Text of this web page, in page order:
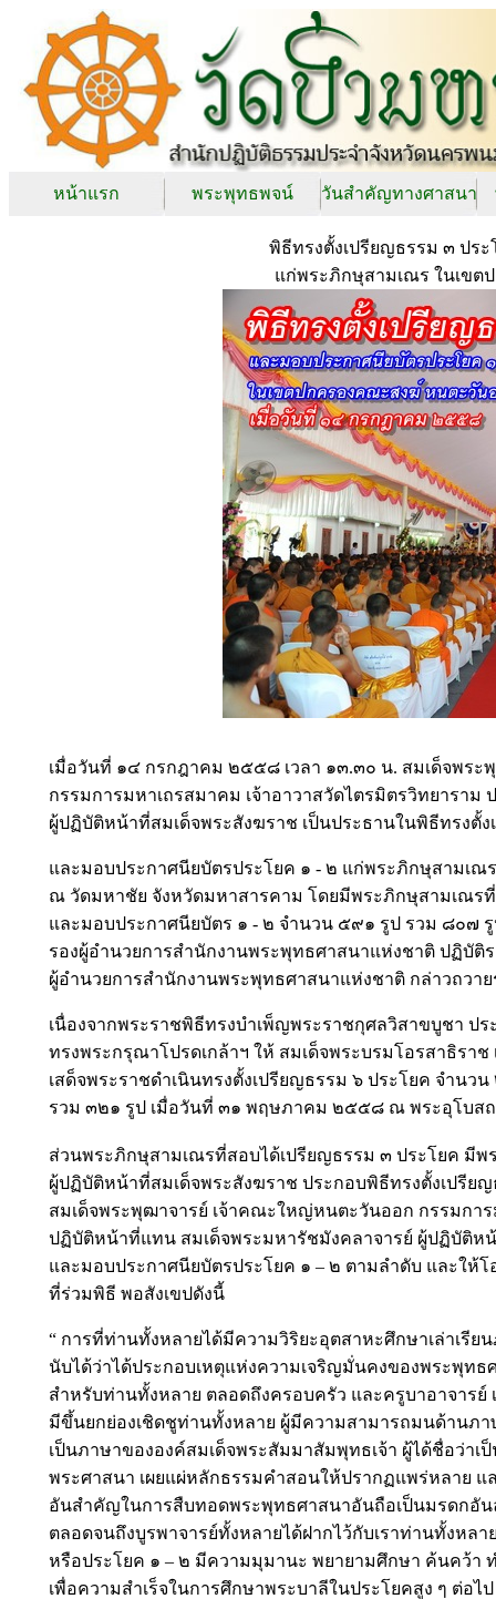
หน้าแรก พระพุทธพจน์ วันสำคัญทางศาสนา
พิธีทรงตั้งเปรียญธรรม ๓ ปร
แก่พระภิกษุสามเณร ในเข
เมื่อวันที่ ๑๔ กรกฎาคม ๒๕๕๘ เวลา ๑๓.๓๐ น. สมเด็จพร
กรรมการมหาเถรสมาคม เจ้าอาวาสวัดไตรมิตรวิทยารา
ผู้ปฏิบัติหน้าที่สมเด็จพระสังฆราช เป็นประธานในพิธีทรงตั้
และมอบประกาศนียบัตรประโยค ๑ - ๒ แก่พระภิกษุสามเ
ณ วัดมหาชัย จังหวัดมหาสารคาม โดยมีพระภิกษุสามเณร
และมอบประกาศนียบัตร ๑ - ๒ จำนวน ๕๙๑ รูป รวม ๘๐๗
รองผู้อำนวยการสำนักงานพระพุทธศาสนาแห่งชาติ ปฏิบั
ผู้อำนวยการสำนักงานพระพุทธศาสนาแห่งชาติ กล่าวถวาย
เนื่องจากพระราชพิธีทรงบำเพ็ญพระราชกุศลวิสาขบูชา ป
ทรงพระกรุณาโปรดเกล้าฯ ให้ สมเด็จพระบรมโอรสาธิรา
เสด็จพระราชดำเนินทรงตั้งเปรียญธรรม ๖ ประโยค จำน
รวม ๓๒๑ รูป เมื่อวันที่ ๓๑ พฤษภาคม ๒๕๕๘ ณ พระอุโบส
ส่วนพระภิกษุสามเณรที่สอบได้เปรียญธรรม ๓ ประโยค มี
ผู้ปฏิบัติหน้าที่สมเด็จพระสังฆราช ประกอบพิธีทรงตั้งเปรีย
สมเด็จพระพุฒาจารย์ เจ้าคณะใหญ่หนตะวันออก กรรมกา
ปฏิบัติหน้าที่แทน สมเด็จพระมหารัชมังคลาจารย์ ผู้ปฏิบัติห
และมอบประกาศนียบัตรประโยค ๑ – ๒ ตามลำดับ และให้
ที่ร่วมพิธี พอสังเขปดังนี้
“ การที่ท่านทั้งหลายได้มีความวิริยะอุตสาหะศึกษาเล่าเรี
นับได้ว่าได้ประกอบเหตุแห่งความเจริญมั่นคงของพระพุท
สำหรับท่านทั้งหลาย ตลอดถึงครอบครัว และครูบาอาจารย์
มีขึ้นยกย่องเชิดชูท่านทั้งหลาย ผู้มีความสามารถมนด้านภ
เป็นภาษาขององค์สมเด็จพระสัมมาสัมพุทธเจ้า ผู้ได้ชื่อว่าเ
พระศาสนา เผยแผ่หลักธรรมคำสอนให้ปรากฏแพร่หลาย
อันสำคัญในการสืบทอดพระพุทธศาสนาอันถือเป็นมรดกอัน
ตลอดจนถึงบูรพาจารย์ทั้งหลายได้ฝากไว้กับเราท่านทั้งห
หรือประโยค ๑ – ๒ มีความมุมานะ พยายามศึกษา ค้นคว้า
เพื่อความสำเร็จในการศึกษาพระบาลีในประโยคสูง ๆ ต่อ